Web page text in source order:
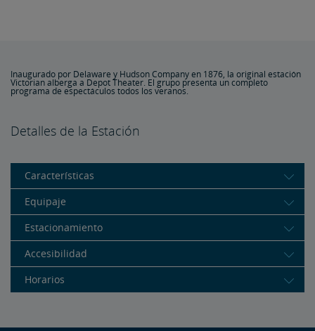
Inaugurado por Delaware y Hudson Company en 1876, la original estación
Victorian alberga a Depot Theater. El grupo presenta un completo
programa de espectáculos todos los veranos.
Detalles de la Estación
Características
Equipaje
Estacionamiento
Accesibilidad
Horarios